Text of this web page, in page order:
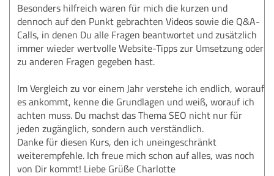
Besonders hilfreich waren für mich die kurzen und
dennoch auf den Punkt gebrachten Videos sowie die Q&A-
Calls, in denen Du alle Fragen beantwortet und zusätzlich
immer wieder wertvolle Website-Tipps zur Umsetzung oder
zu anderen Fragen gegeben hast.
Im Vergleich zu vor einem Jahr verstehe ich endlich, worauf
es ankommt, kenne die Grundlagen und weiß, worauf ich
achten muss. Du machst das Thema SEO nicht nur für
jeden zugänglich, sondern auch verständlich.
Danke für diesen Kurs, den ich uneingeschränkt
weiterempfehle. Ich freue mich schon auf alles, was noch
von Dir kommt! Liebe Grüße Charlotte